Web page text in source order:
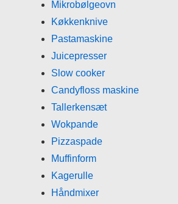
Mikrobølgeovn
Køkkenknive
Pastamaskine
Juicepresser
Slow cooker
Candyfloss maskine
Tallerkensæt
Wokpande
Pizzaspade
Muffinform
Kagerulle
Håndmixer